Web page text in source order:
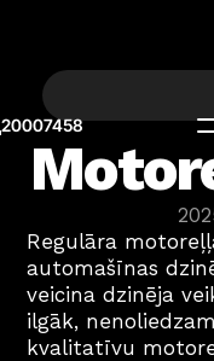
20007458
Regulāra
automašīnas
veicina dzinēja
ilgāk,
kvalitatīvu